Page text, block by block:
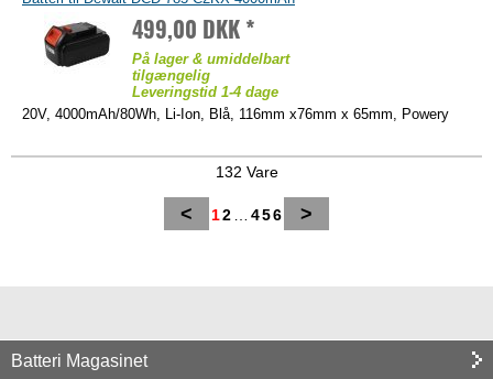
499,00 DKK *
På lager & umiddelbart
tilgængelig
Leveringstid 1-4 dage
20V, 4000mAh/80Wh, Li-Ion, Blå, 116mm x76mm x 65mm, Powery
132 Vare
< 12 456 >
Batteri Magasinet